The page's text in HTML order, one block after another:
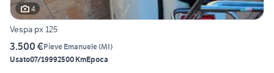
4
Vespa px 125
3.500 €Pieve Emanuele(MI)
Usato07/19992500 KmEpoca